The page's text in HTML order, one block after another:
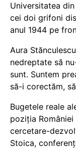
Universitatea
cei doi grifoni
anul 1944 pe
Aura
nedreptate să
sunt. Suntem
să-i corectăm,
Bugetele reale
poziția
cercetare-
Stoica,